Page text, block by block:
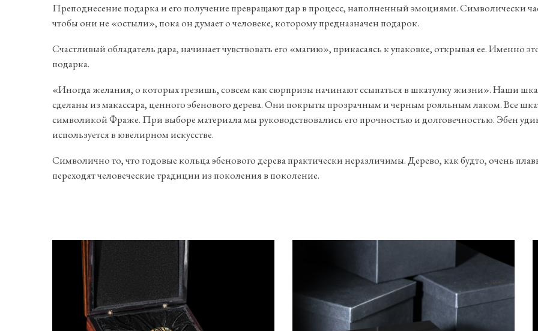
Преподнесение подарка и его получение превращают дар в процесс, наполненный эмоциями. Символически
чтобы они не «остыли», пока он думает о человеке, которому предназначен подарок.
Счастливый обладатель дара, начинает чувствовать его «магию», прикасаясь к упаковке, открывая ее. Именно
подарка.
«Иногда желания, о которых грезишь, совсем как сюрпризы начинают ссыпаться в шкатулку жизни». Наши
сделаны из макассара, ценного эбенового дерева. Они покрыты прозрачным и черным рояльным лаком. Все
символикой Фраже. При выборе материала мы руководствовались его прочностью и долговечностью. Эбен
используется в ювелирном искусстве.
Символично то, что годовые кольца эбенового дерева практически неразличимы. Дерево, как будто, очень
переходят человеческие традиции из поколения в поколение.